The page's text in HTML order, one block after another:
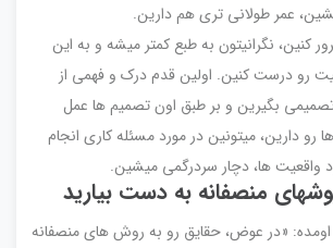
عمر طولانی تری هم دارین.
کنین، نگرانیتون به طبع کمتر میشه و به این
رو درست کنین. اولین قدم درک و فهمی از
بگیرین و بر طبق اون تصمیم ها عمل
رو دارین، میتونین در مورد مسئله کاری انجام
واقعیت ها، دچار سردرگمی میشین.
منصفانه به دست بیارید
«در عوض، حقایق رو به روش های منصفانه